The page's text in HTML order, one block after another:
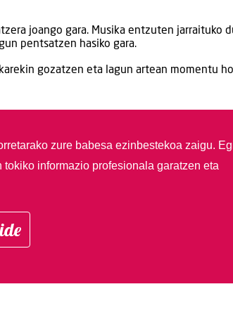
joango gara. Musika entzuten jarraituko
pentsatzen hasiko gara.
gozatzen eta lagun artean momentu
zure babesa ezinbestekoa zaigu.
informazio profesionala garatzen eta